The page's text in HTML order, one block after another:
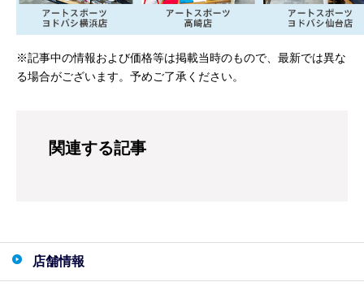
※記事中の情報および価格等は掲載当時のもので、最新では異な
る場合がございます。予めご了承ください。
関連する記事
店舗情報